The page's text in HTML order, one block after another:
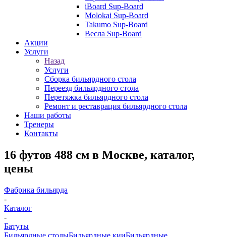
iBoard Sup-Board
Molokai Sup-Board
Takumo Sup-Board
Весла Sup-Board
Акции
Услуги
Назад
Услуги
Сборка бильярдного стола
Переезд бильярдного стола
Перетяжка бильярдного стола
Ремонт и реставрация бильярдного стола
Наши работы
Тренеры
Контакты
16 футов 488 см в Москве, каталог,
цены
Фабрика бильярда
-
Каталог
-
Батуты
Бильярдные столыБильярдные кииБильярдные